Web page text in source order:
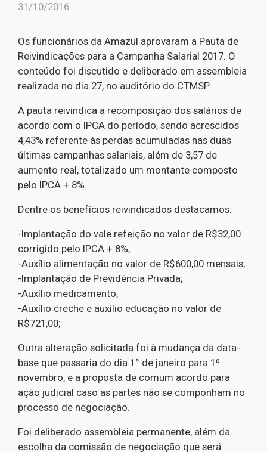
31/10/2016
Os funcionários da Amazul aprovaram a Pauta de
Reivindicações para a Campanha Salarial 2017. O
conteúdo foi discutido e deliberado em assembleia
realizada no dia 27, no auditório do CTMSP.
A pauta reivindica a recomposição dos salários de
acordo com o IPCA do período, sendo acrescidos
4,43% referente às perdas acumuladas nas duas
últimas campanhas salariais, além de 3,57 de
aumento real, totalizado um montante composto
pelo IPCA + 8%.
Dentre os benefícios reivindicados destacamos:
-Implantação do vale refeição no valor de R$32,00
corrigido pelo IPCA + 8%;
-Auxílio alimentação no valor de R$600,00 mensais;
-Implantação de Previdência Privada;
-Auxílio medicamento;
-Auxílio creche e auxílio educação no valor de
R$721,00;
Outra alteração solicitada foi à mudança da data-
base que passaria do dia 1° de janeiro para 1º
novembro, e a proposta de comum acordo para
ação judicial caso as partes não se componham no
processo de negociação.
Foi deliberado assembleia permanente, além da
escolha da comissão de negociação que será